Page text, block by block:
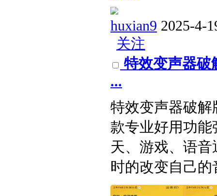
huxian9 2025-4-
关注
特效变声器破
...
特效变声器破解
款专业好用功
天、游戏、语
时的改变自己的